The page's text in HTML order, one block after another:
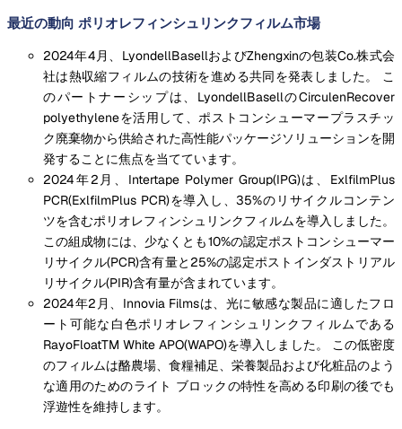
最近の動向 ポリオレフィンシュリンクフィルム市場
2024年4月、LyondellBasellおよびZhengxinの包装Co.株式会
社は熱収縮フィルムの技術を進める共同を発表しました。 こ
のパートナーシップは、LyondellBasellのCirculenRecover
polyethyleneを活用して、ポストコンシューマープラスチッ
ク廃棄物から供給された高性能パッケージソリューションを開
発することに焦点を当てています。
2024年2月、Intertape Polymer Group(IPG)は、ExlfilmPlus
PCR(ExlfilmPlus PCR)を導入し、35%のリサイクルコンテン
ツを含むポリオレフィンシュリンクフィルムを導入しました。
この組成物には、少なくとも10%の認定ポストコンシューマー
リサイクル(PCR)含有量と25%の認定ポストインダストリアル
リサイクル(PIR)含有量が含まれています。
2024年2月、Innovia Filmsは、光に敏感な製品に適したフロ
ート可能な白色ポリオレフィンシュリンクフィルムである
RayoFloatTM White APO(WAPO)を導入しました。 この低密度
のフィルムは酪農場、食糧補足、栄養製品および化粧品のよう
な適用のためのライト ブロックの特性を高める印刷の後でも
浮遊性を維持します。